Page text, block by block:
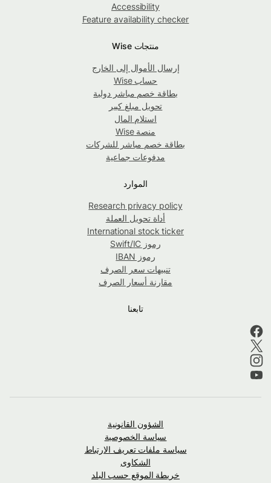
Accessibility
Feature availability checker
منتجات Wise
إرسال الأموال إلى الخارج
حساب Wise
بطاقة خصم مباشر دولية
تحويل مبلغ كبير
استلام المال
منصة Wise
بطاقة خصم مباشر للشركات
مدفوعات جماعية
الموارد
Research privacy policy
أداة تحويل العملة
International stock ticker
رموز Swift/IC
رموز IBAN
تنبيهات سعر الصرف
مقارنة أسعار الصرف
تابعنا
الشؤون القانونية
سياسة الخصوصية
سياسة ملفات تعريف الارتباط
الشكاوى
خريطة الموقع حسب البلد